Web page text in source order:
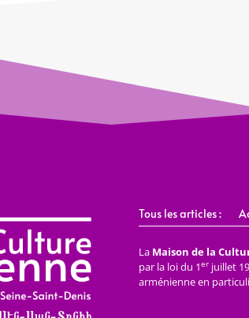
Tous les articles :
La Maison de la
par la loi du 1erjuillet
arménienne en